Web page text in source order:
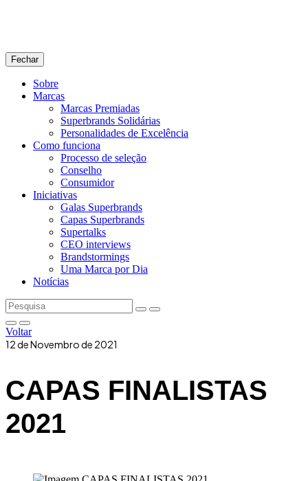
Fechar
Sobre
Marcas
Marcas Premiadas
Superbrands Solidárias
Personalidades de Excelência
Como funciona
Processo de seleção
Conselho
Consumidor
Iniciativas
Galas Superbrands
Capas Superbrands
Supertalks
CEO interviews
Brandstormings
Uma Marca por Dia
Notícias
Voltar
12 de Novembro de 2021
CAPAS FINALISTAS
2021